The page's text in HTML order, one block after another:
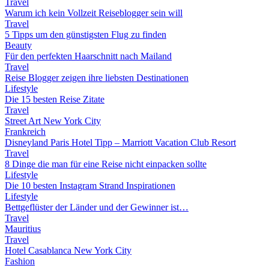
Travel
Warum ich kein Vollzeit Reiseblogger sein will
Travel
5 Tipps um den günstigsten Flug zu finden
Beauty
Für den perfekten Haarschnitt nach Mailand
Travel
Reise Blogger zeigen ihre liebsten Destinationen
Lifestyle
Die 15 besten Reise Zitate
Travel
Street Art New York City
Frankreich
Disneyland Paris Hotel Tipp – Marriott Vacation Club Resort
Travel
8 Dinge die man für eine Reise nicht einpacken sollte
Lifestyle
Die 10 besten Instagram Strand Inspirationen
Lifestyle
Bettgeflüster der Länder und der Gewinner ist…
Travel
Mauritius
Travel
Hotel Casablanca New York City
Fashion